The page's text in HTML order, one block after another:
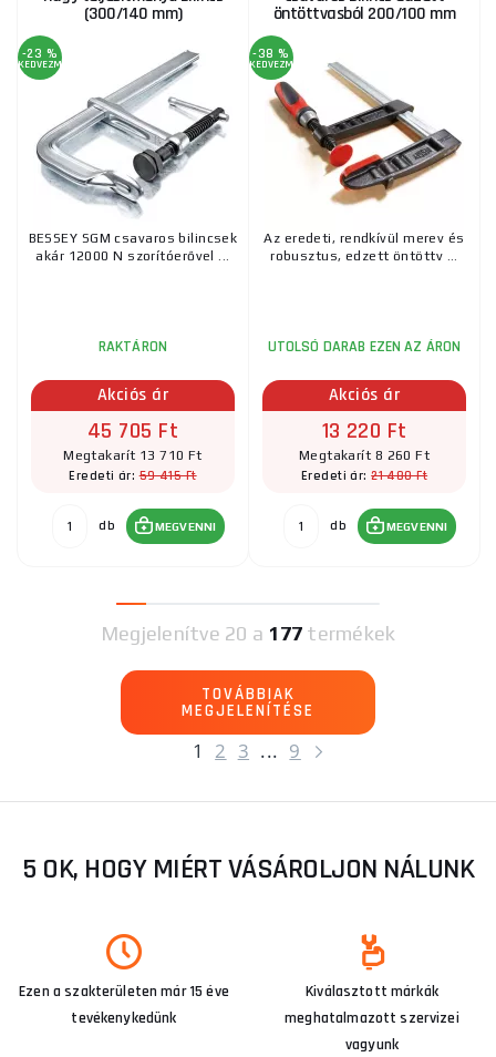
(300/140 mm)
-23 %
KEDVEZMÉNY
BESSEY SGM csavaros bilincsek
akár 12000 N szorítóerővel ...
RAKTÁRON
Akciós ár
45 705 Ft
Megtakarít 13 710 Ft
Eredeti ár:59 415 Ft
db MEGVENNI
öntöttvasból 200/100 mm
-38 %
KEDVEZMÉNY
Az eredeti, rendkívül merev és
robusztus, edzett öntöttv ...
UTOLSÓ DARAB EZEN AZ ÁRON
Akciós ár
13 220 Ft
Megtakarít 8 260 Ft
Eredeti ár:21 480 Ft
db MEGVENNI
1 2 3 ... 9
Megjelenítve 20 a 177 termékek
TOVÁBBIAK
MEGJELENÍTÉSE
5 OK, HOGY MIÉRT VÁSÁROLJON NÁLUNK
Ezen a szakterületen már 15 éve
tevékenykedünk
Kiválasztott márkák
meghatalmazott szervizei
vagyunk